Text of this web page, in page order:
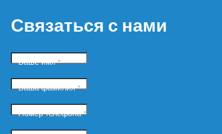
Связаться с нами
Ваше имя*
Ваша фамилия*
Номер телефона*